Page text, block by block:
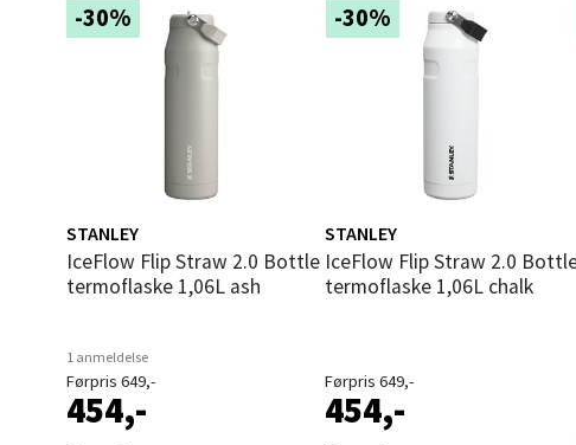
-30%
STANLEY
IceFlow Flip Straw 2.0 Bottle
termoflaske 1,06L ash
1 anmeldelse
Førpris 649,-
454,-
-30%
STANLEY
IceFlow Flip Straw 2.0 Bottle
termoflaske 1,06L chalk
Førpris 649,-
454,-
Bergen
Åpent i dag